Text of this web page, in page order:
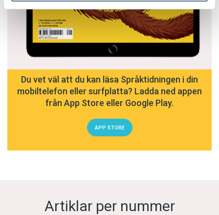
Du vet väl att du kan läsa Språktidningen i din
mobiltelefon eller surfplatta? Ladda ned appen
från App Store eller Google Play.
APP STORE
Artiklar per nummer